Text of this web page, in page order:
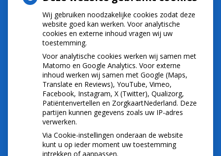
NIEUWS
Let op: valse Infomedics-mails over
openstaande rekening
Tanden bleken? Laat het veilig doen!
Gezond tandvlees: de basis voor een gezonde
mond
Naar de tandarts in het buitenland? Wees op je
hoede!
(Mond)zorgkosten gemaakt in 2025? Check of
die aftrekbaar zijn
Wij gebruiken noodzakelijke cookies zodat deze
website goed kan werken. Voor analytische
cookies en externe inhoud vragen wij uw
toestemming.
Voor analytische cookies werken wij samen met
Matomo en Google Analytics. Voor externe
inhoud werken wij samen met Google (Maps,
Translate en Reviews), YouTube, Vimeo,
Facebook, Instagram, X (Twitter), Qualizorg,
Patiëntenvertellen en ZorgkaartNederland. Deze
partijen kunnen gegevens zoals uw IP-adres
verwerken.
Via Cookie-instellingen onderaan de website
kunt u op ieder moment uw toestemming
intrekken of aanpassen.